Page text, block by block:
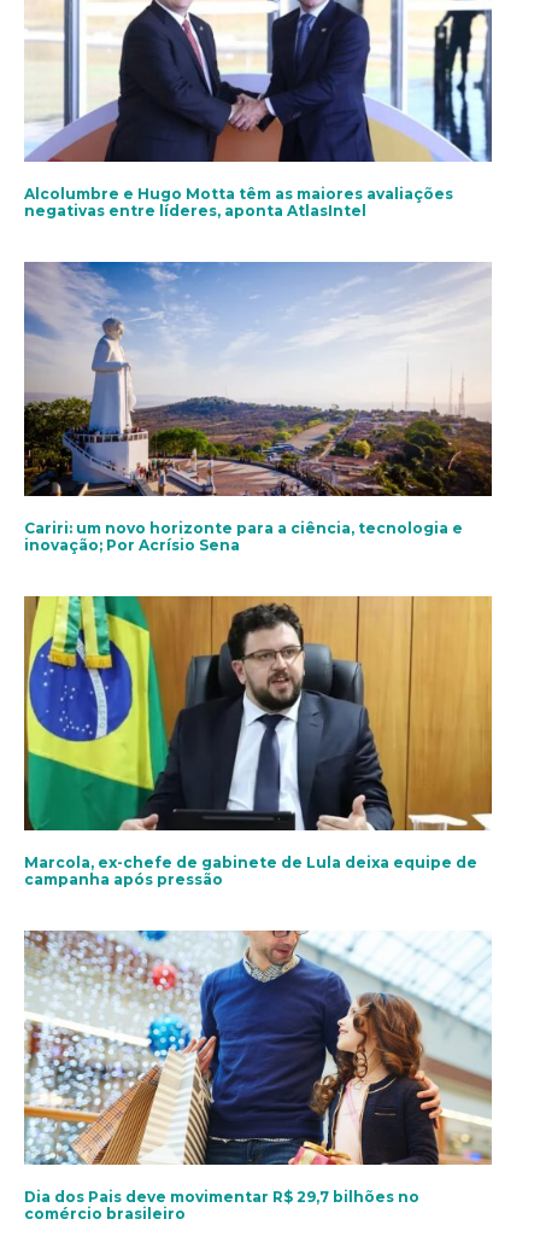
Alcolumbre e Hugo Motta têm as maiores avaliações
negativas entre líderes, aponta AtlasIntel
Cariri: um novo horizonte para a ciência, tecnologia e
inovação; Por Acrísio Sena
Marcola, ex-chefe de gabinete de Lula deixa equipe de
campanha após pressão
Dia dos Pais deve movimentar R$ 29,7 bilhões no
comércio brasileiro